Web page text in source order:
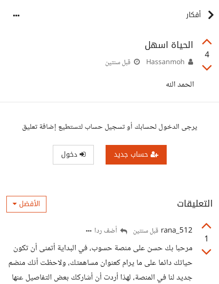
أفكار
4
الحياة اسهل
قبل سنتين
الحمد الله
يرجى الدخول لحسابك أو تسجيل حساب لتستطيع إضافة تعليق
حساب جديد دخول
التعليقات الأفضل
1
rana_512 قبل سنتين أضف ردا
مرحبا بك حسن على منصة حسوب، في البداية أتمنى أن تكون
حياتك دائما على ما يرام كعنوان مساهمتك، ولاحظت أنك منضم
جديد لنا في المنصة، لهذا أردت أن أشاركك بعض التفاصيل عنها